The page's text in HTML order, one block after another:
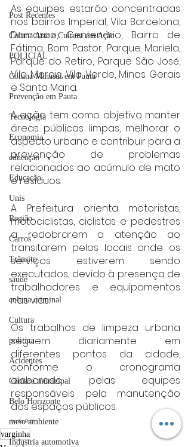
Post Recentes
Coluna Arte e Cultura em Ação
POLICIAL
Coluna Minasul em Pauta
Prevenção em Pauta
Tecnologia
Economia
educaçao
Educação
Unis
Região
Carros
Trânsito
saúde
coluna criminal
Cultura
politica
Acidentes
Câmara municipal
Belo Horizonte
meio ambiente
Industria automotiva
As equipes estarão concentradas
nos bairros Imperial, Vila Barcelona,
Damasco, Centenário, Bairro de
Fátima, Bom Pastor, Parque Mariela,
Parque do Retiro, Parque São José,
Vila Morais, Vila Verde, Minas Gerais
e Santa Maria.
A ação tem como objetivo manter
áreas públicas limpas, melhorar o
aspecto urbano e contribuir para a
prevenção de problemas
relacionados ao acúmulo de mato
e resíduos.
A Prefeitura orienta motoristas,
motociclistas, ciclistas e pedestres
a redobrarem a atenção ao
transitarem pelos locais onde os
serviços estiverem sendo
executados, devido à presença de
trabalhadores e equipamentos
nas vias.
Os trabalhos de limpeza urbana
seguem diariamente em
diferentes pontos da cidade,
conforme o cronograma
elaborado pelas equipes
responsáveis pela manutenção
dos espaços públicos.
Fonte: PMV
varginha